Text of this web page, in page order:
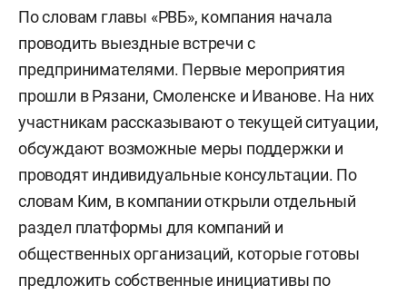
По словам главы «РВБ», компания начала
проводить выездные встречи с
предпринимателями. Первые мероприятия
прошли в Рязани, Смоленске и Иванове. На них
участникам рассказывают о текущей ситуации,
обсуждают возможные меры поддержки и
проводят индивидуальные консультации. По
словам Ким, в компании открыли отдельный
раздел платформы для компаний и
общественных организаций, которые готовы
предложить собственные инициативы по